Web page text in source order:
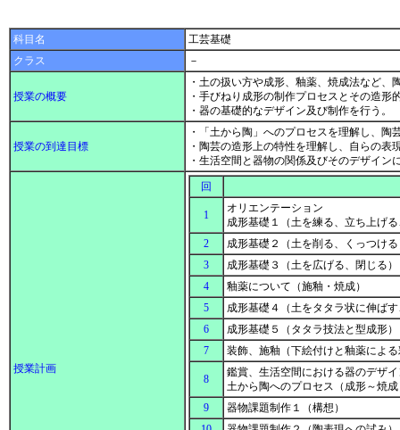
科目名
工芸基礎
クラス
－
授業の概要
・土の扱い方や成形、釉薬、焼成法など
・手びねり成形の制作プロセスとその造形
・器の基礎的なデザイン及び制作を行う。
授業の到達目標
・「土から陶」へのプロセスを理解し、
・陶芸の造形上の特性を理解し、自らの
・生活空間と器物の関係及びそのデザイン
授業計画
回
1
オリエンテーション
成形基礎１（土を練る、立ち上げ
2
成形基礎２（土を削る、くっつけ
3
成形基礎３（土を広げる、閉じる）
4
釉薬について（施釉・焼成）
5
成形基礎４（土をタタラ状に伸ば
6
成形基礎５（タタラ技法と型成形）
7
装飾、施釉（下絵付けと釉薬によ
8
鑑賞、生活空間における器のデザ
土から陶へのプロセス（成形～焼
9
器物課題制作１（構想）